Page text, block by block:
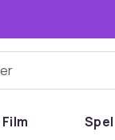
Film Spel